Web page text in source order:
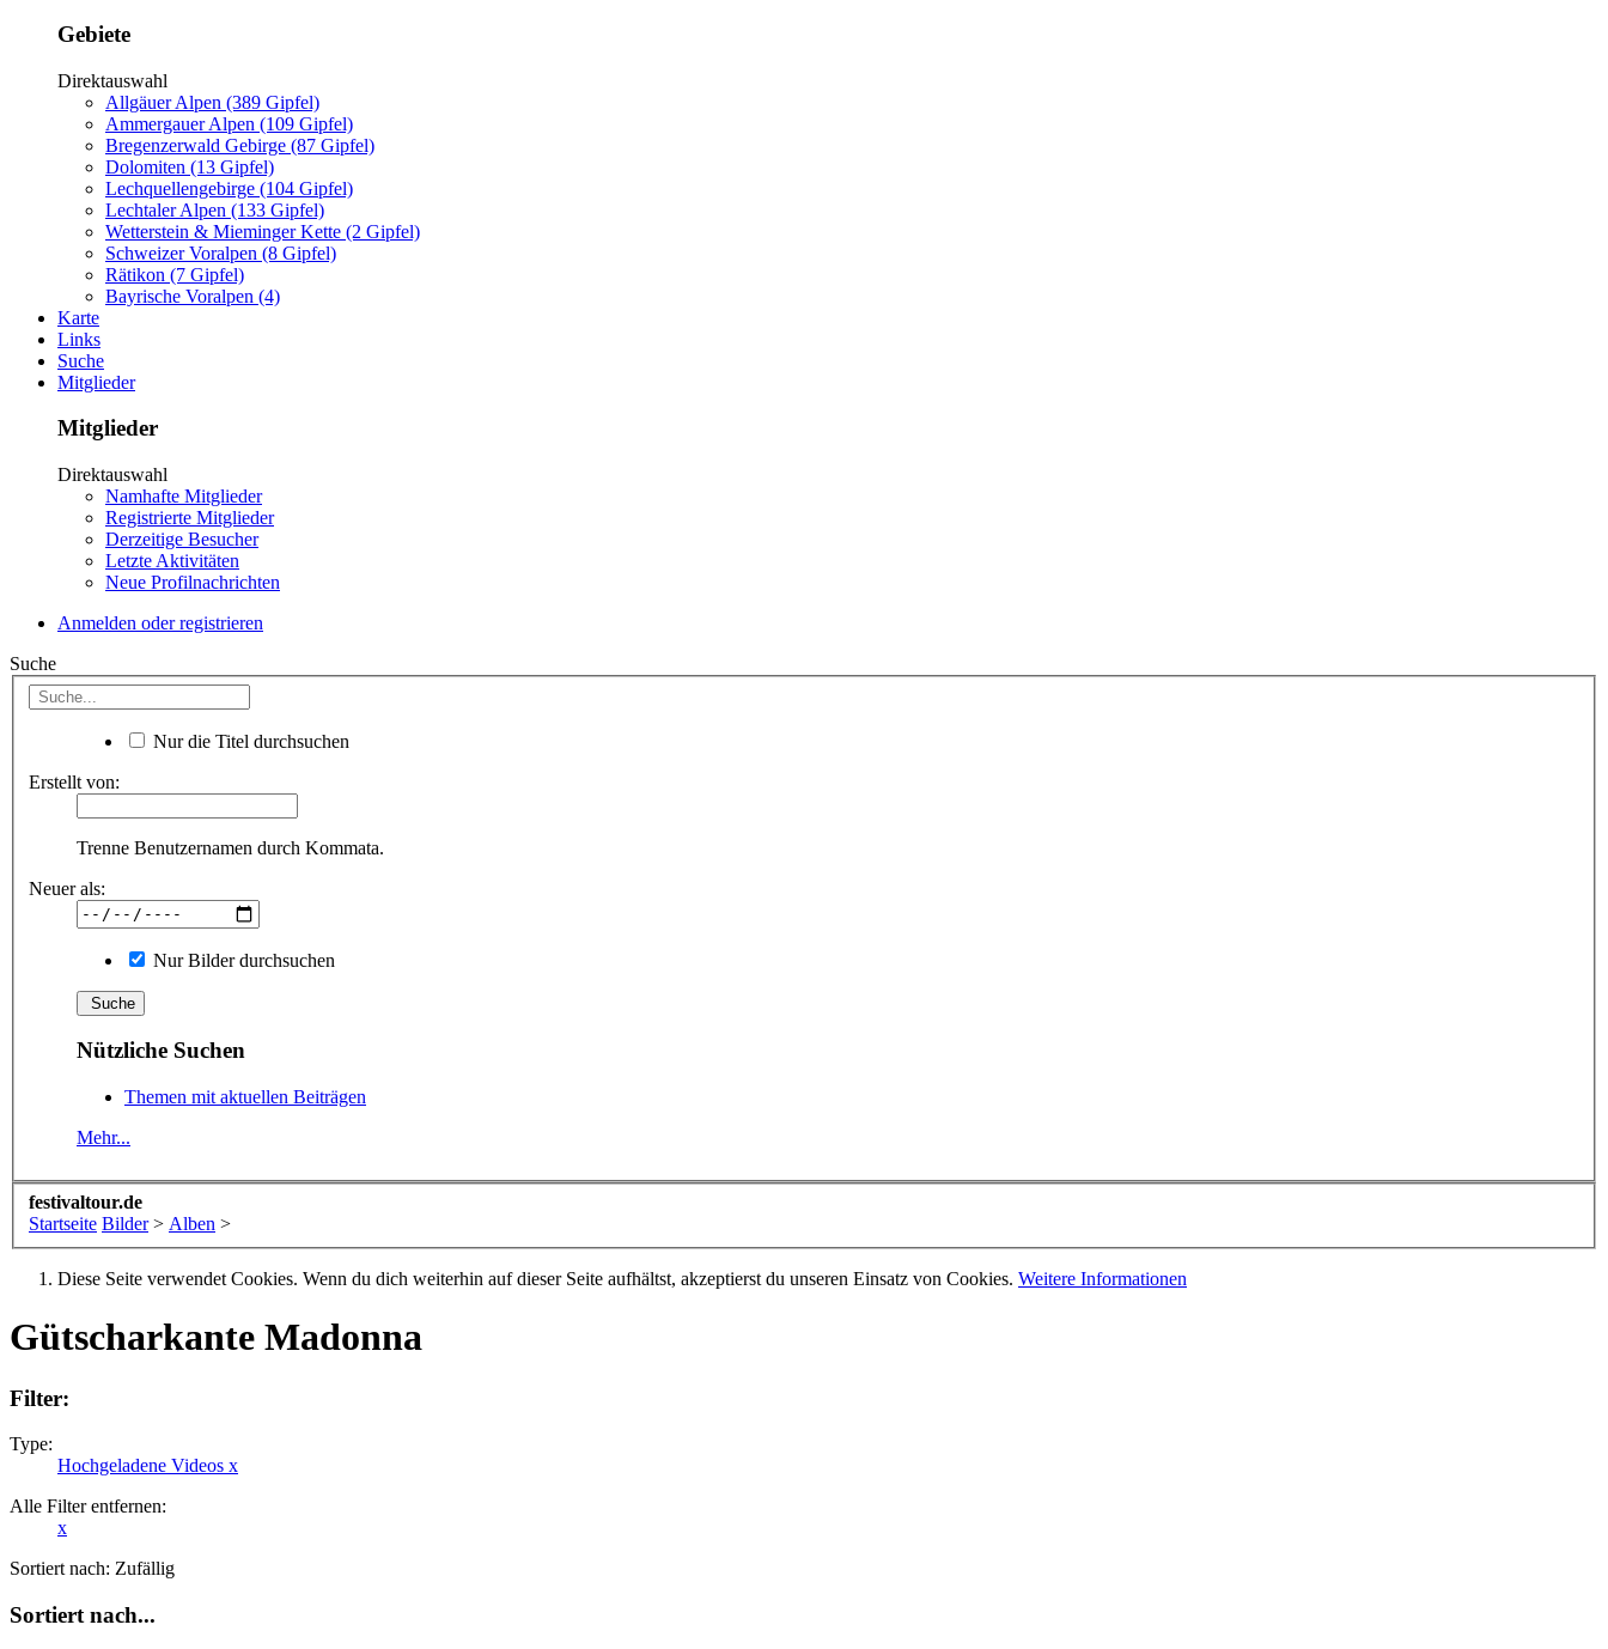
Gebiete
Direktauswahl
Allgäuer Alpen (389 Gipfel)
Ammergauer Alpen (109 Gipfel)
Bregenzerwald Gebirge (87 Gipfel)
Dolomiten (13 Gipfel)
Lechquellengebirge (104 Gipfel)
Lechtaler Alpen (133 Gipfel)
Wetterstein & Mieminger Kette (2 Gipfel)
Schweizer Voralpen (8 Gipfel)
Rätikon (7 Gipfel)
Bayrische Voralpen (4)
Karte
Links
Suche
Mitglieder
Mitglieder
Direktauswahl
Namhafte Mitglieder
Registrierte Mitglieder
Derzeitige Besucher
Letzte Aktivitäten
Neue Profilnachrichten
Anmelden oder registrieren
Suche
Nur die Titel durchsuchen
Erstellt von:
Trenne Benutzernamen durch Kommata.
Neuer als:
Nur Bilder durchsuchen
Nützliche Suchen
Themen mit aktuellen Beiträgen
Mehr...
festivaltour.de
Startseite Bilder > Alben >
Diese Seite verwendet Cookies. Wenn du dich weiterhin auf dieser Seite aufhältst, akzeptierst du unseren Einsatz von Cookies. Weitere Informationen
Gütscharkante Madonna
Filter:
Type:
Hochgeladene Videos x
Alle Filter entfernen:
x
Sortiert nach: Zufällig
Sortiert nach...